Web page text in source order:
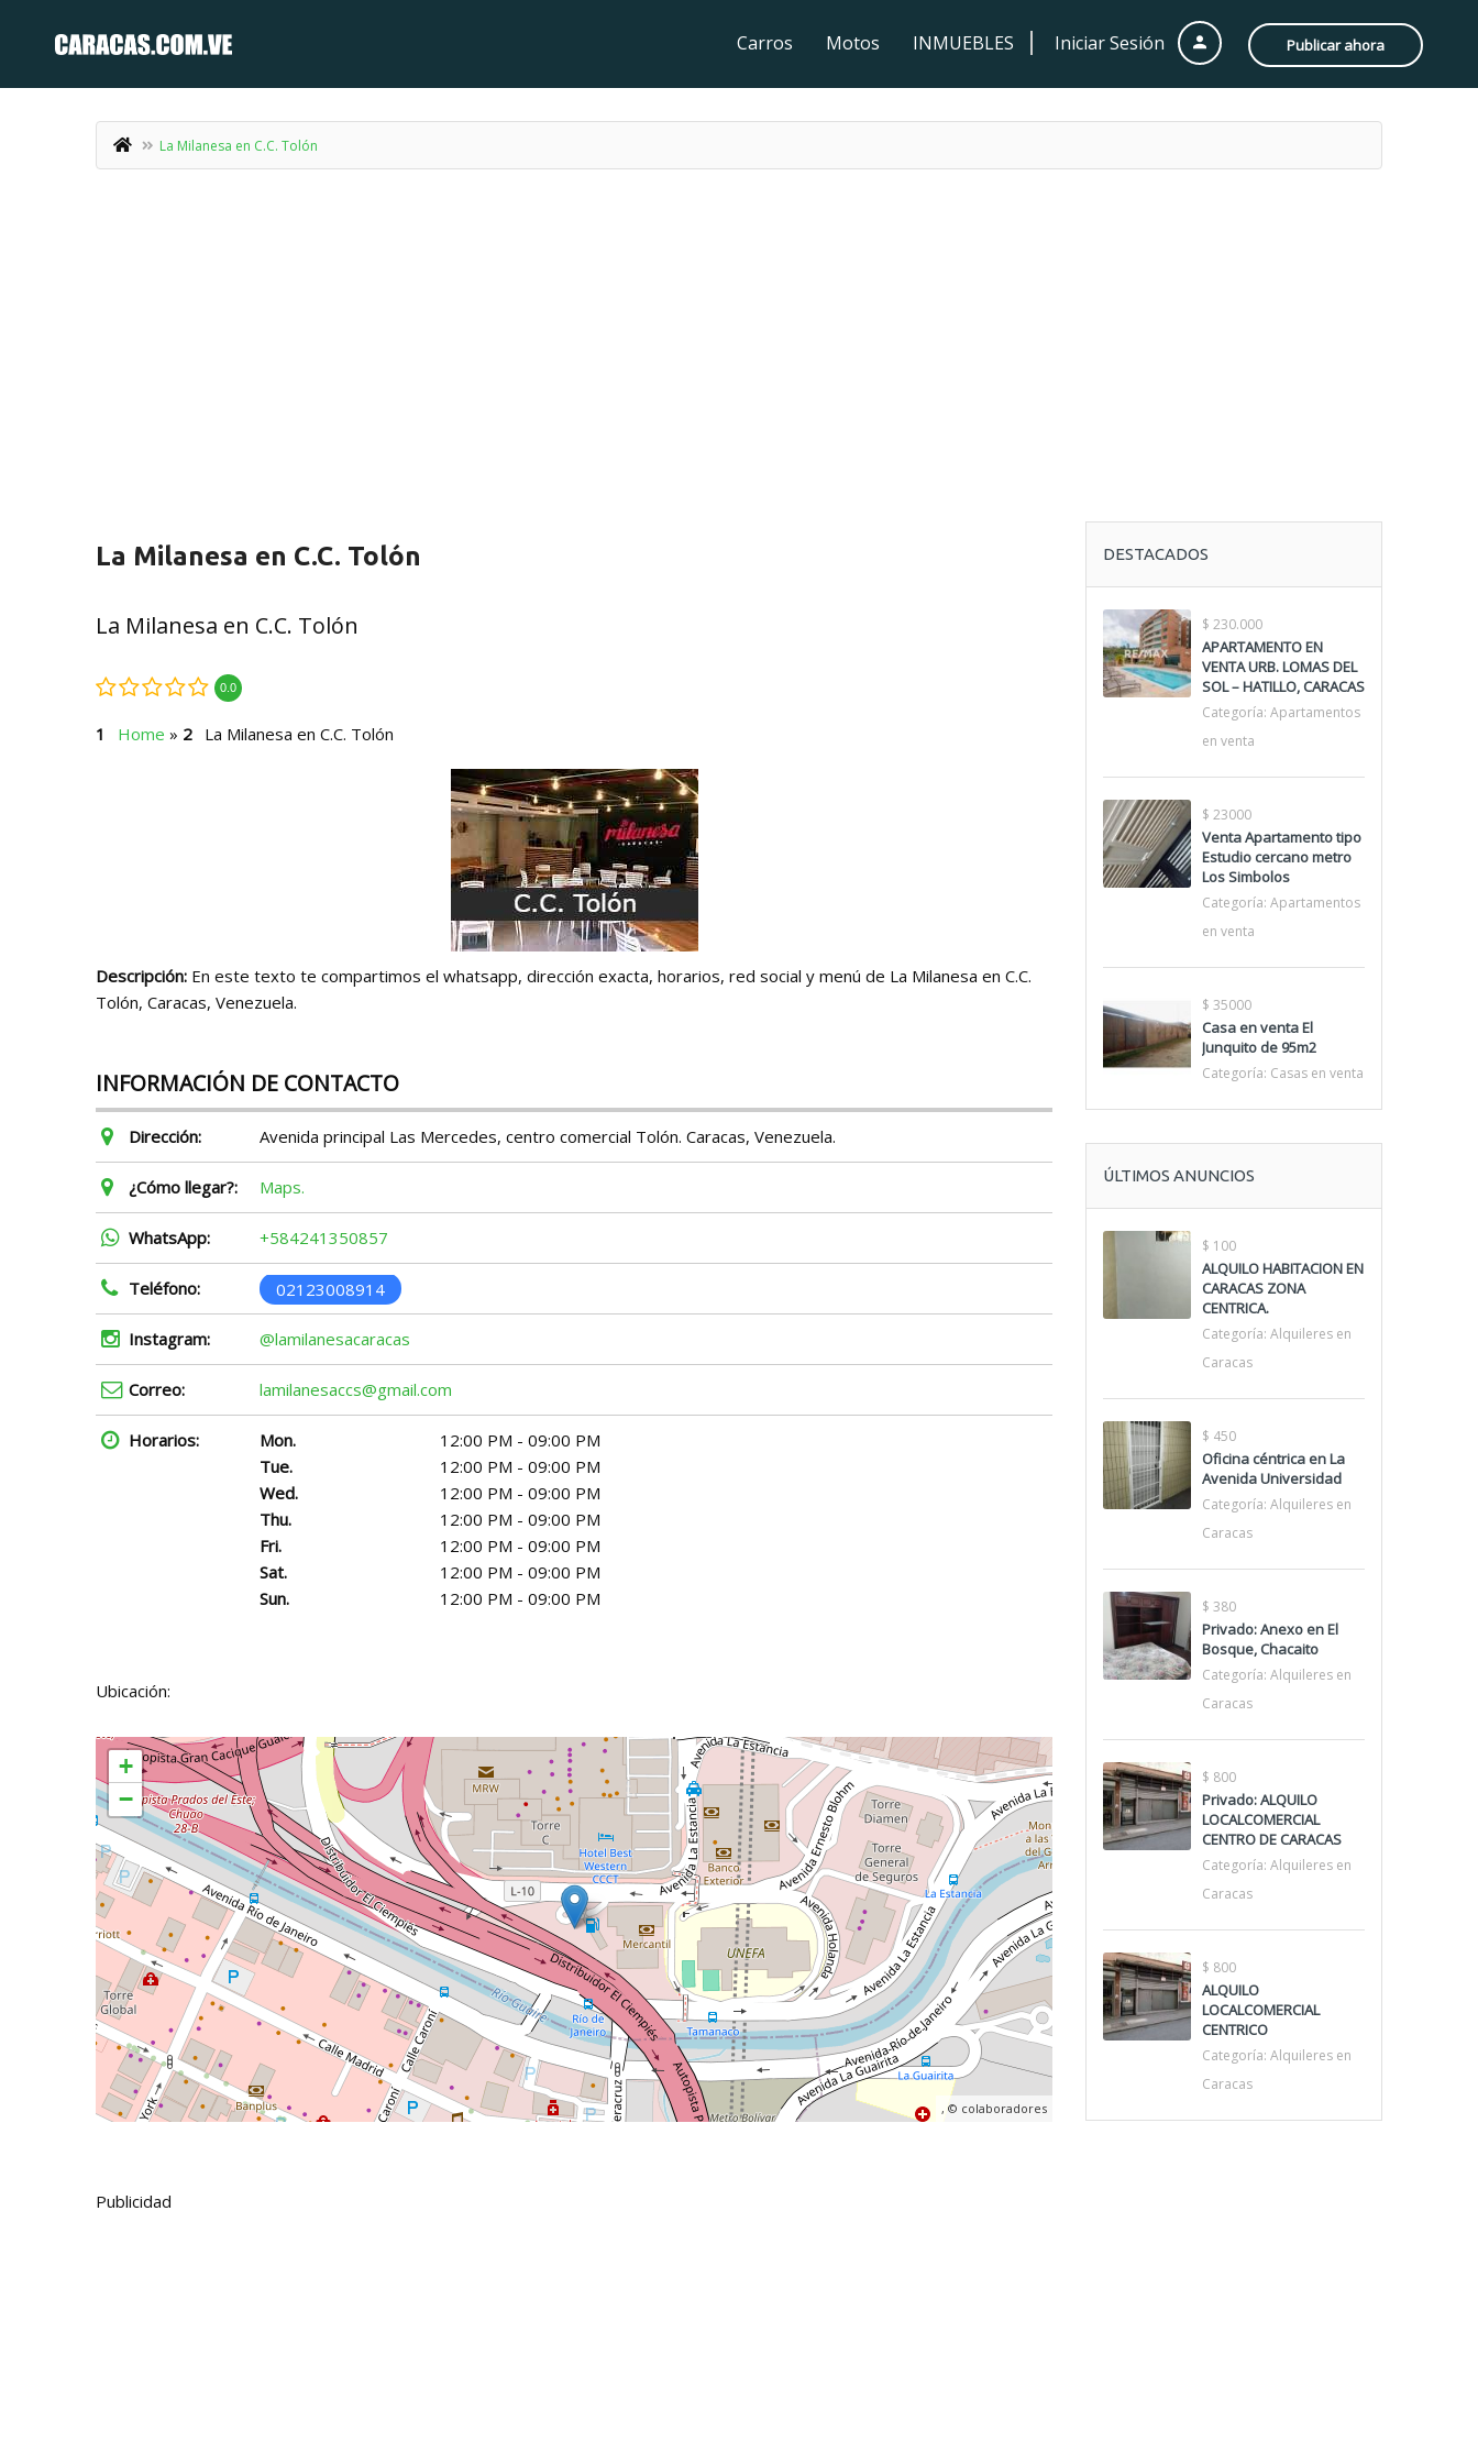
Iniciar Sesión Publicar ahora
Carros Motos INMUEBLES
La Milanesa en C.C. Tolón
La Milanesa en C.C. Tolón
La Milanesa en C.C. Tolón
0.0
Home » La Milanesa en C.C. Tolón
Descripción: En este texto te compartimos el whatsapp, dirección exacta, horarios, red social y menú de La Milanesa en C.C.
Tolón, Caracas, Venezuela.
INFORMACIÓN DE CONTACTO
Dirección: Avenida principal Las Mercedes, centro comercial Tolón. Caracas, Venezuela.
¿Cómo llegar?: Maps.
WhatsApp: +584241350857
Teléfono: 02123008914
Instagram: @lamilanesacaracas
Correo: lamilanesaccs@gmail.com
Horarios: Mon.
12:00 PM - 09:00 PM
Tue.
12:00 PM - 09:00 PM
Wed.
12:00 PM - 09:00 PM
Thu.
12:00 PM - 09:00 PM
Fri.
12:00 PM - 09:00 PM
Sat.
12:00 PM - 09:00 PM
Sun.
12:00 PM - 09:00 PM
Ubicación:
+
−
, © colaboradores
Publicidad
DESTACADOS
$ 230.000
APARTAMENTO EN
VENTA URB. LOMAS DEL
SOL – HATILLO, CARACAS
Categoría: Apartamentos
en venta
$ 23000
Venta Apartamento tipo
Estudio cercano metro
Los Simbolos
Categoría: Apartamentos
en venta
$ 35000
Casa en venta El
Junquito de 95m2
Categoría: Casas en venta
ÚLTIMOS ANUNCIOS
$ 100
ALQUILO HABITACION EN
CARACAS ZONA
CENTRICA.
Categoría: Alquileres en
Caracas
$ 450
Oficina céntrica en La
Avenida Universidad
Categoría: Alquileres en
Caracas
$ 380
Privado: Anexo en El
Bosque, Chacaito
Categoría: Alquileres en
Caracas
$ 800
Privado: ALQUILO
LOCALCOMERCIAL
CENTRO DE CARACAS
Categoría: Alquileres en
Caracas
$ 800
ALQUILO
LOCALCOMERCIAL
CENTRICO
Categoría: Alquileres en
Caracas